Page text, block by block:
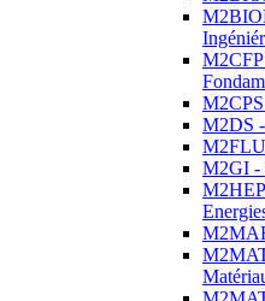
M2DS
M2GI -